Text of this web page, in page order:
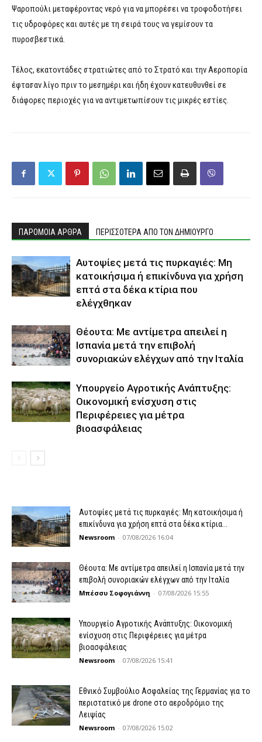
Ψαροπούλι μεταφέροντας νερό για να μπορέσει να τροφοδοτήσει
τις υδροφόρες και αυτές με τη σειρά τους να γεμίσουν τα
πυροσβεστικά.
Τέλος, εκατοντάδες στρατιώτες από το Στρατό και την Αεροπορία
έφτασαν λίγο πριν το μεσημέρι και ήδη έχουν κατευθυνθεί σε
διάφορες περιοχές για να αντιμετωπίσουν τις μικρές εστίες.
ΠΑΡΟΜΟΙΑ ΑΡΘΡΑ ΠΕΡΙΣΣΟΤΕΡΑ ΑΠΟ ΤΟΝ ΔΗΜΙΟΥΡΓΟ
Αυτοψίες μετά τις πυρκαγιές: Μη
κατοικήσιμα ή επικίνδυνα για χρήση
επτά στα δέκα κτίρια που
ελέγχθηκαν
Θέουτα: Με αντίμετρα απειλεί η
Ισπανία μετά την επιβολή
συνοριακών ελέγχων από την Ιταλία
Υπουργείο Αγροτικής Ανάπτυξης:
Οικονομική ενίσχυση στις
Περιφέρειες για μέτρα
βιοασφάλειας
Αυτοψίες μετά τις πυρκαγιές: Μη κατοικήσιμα ή
επικίνδυνα για χρήση επτά στα δέκα κτίρια...
Newsroom - 07/08/2026 16:04
Θέουτα: Με αντίμετρα απειλεί η Ισπανία μετά την
επιβολή συνοριακών ελέγχων από την Ιταλία
Μπέσσυ Σοφογιάννη - 07/08/2026 15:55
Υπουργείο Αγροτικής Ανάπτυξης: Οικονομική
ενίσχυση στις Περιφέρειες για μέτρα
βιοασφάλειας
Newsroom - 07/08/2026 15:41
Εθνικό Συμβούλιο Ασφαλείας της Γερμανίας για το
περιστατικό με drone στο αεροδρόμιο της
Λειψίας
Newsroom - 07/08/2026 15:02